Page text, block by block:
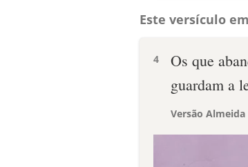
Este versículo
4
Os que
guardam a
Versão